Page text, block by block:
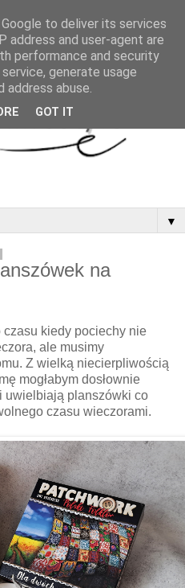
▼
na
czasu kiedy pociechy nie
ale musimy
Z wielką niecierpliwością
mogłabym dosłownie
uwielbiają planszówki co
czasu wieczorami.
to deliver its services
address and user-agent are
performance and security
generate usage
abuse.
GOT IT